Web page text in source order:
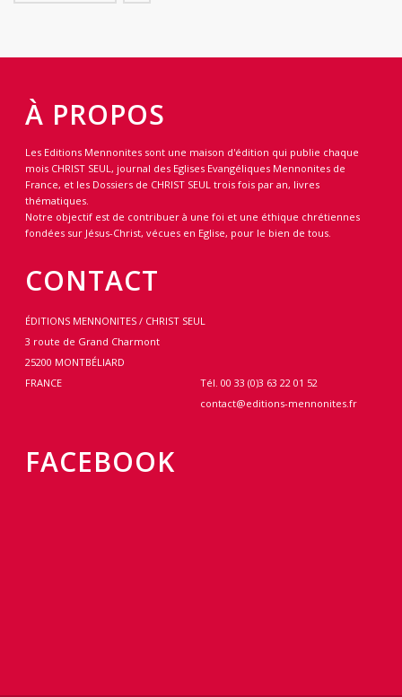
À PROPOS
Les Editions Mennonites sont une maison d'édition qui publie chaque
mois CHRIST SEUL, journal des Eglises Evangéliques Mennonites de
France, et les Dossiers de CHRIST SEUL trois fois par an, livres
thématiques.
Notre objectif est de contribuer à une foi et une éthique chrétiennes
fondées sur Jésus-Christ, vécues en Eglise, pour le bien de tous.
CONTACT
ÉDITIONS MENNONITES / CHRIST SEUL
3 route de Grand Charmont
25200 MONTBÉLIARD
FRANCE
Tél. 00 33 (0)3 63 22 01 52
contact@editions-mennonites.fr
FACEBOOK